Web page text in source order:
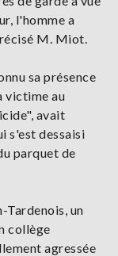
l'homme a
M. Miot.
sa présence
victime au
avait
s'est dessaisi
parquet de
Tardenois, un
collège
agressée